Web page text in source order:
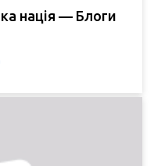
нація — Блоги